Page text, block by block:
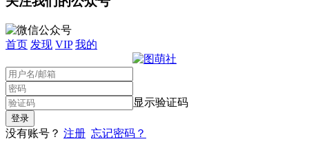
首页 发现 VIP 我的
显示验证码
没有账号？ 注册 忘记密码？